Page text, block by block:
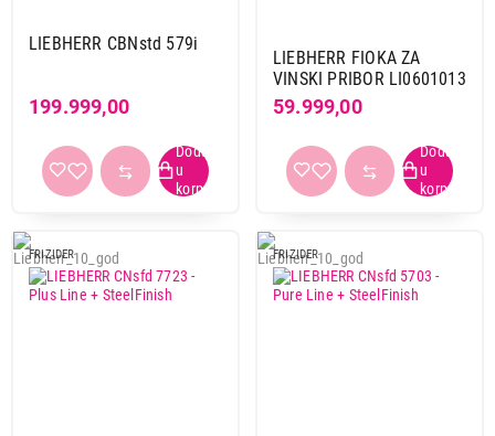
LIEBHERR CBNstd 579i
199.999,00
LIEBHERR FIOKA ZA
VINSKI PRIBOR LI0601013
59.999,00
FRIZIDER FRIZIDER